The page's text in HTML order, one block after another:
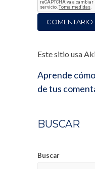
Este sitio usa
Aprende
de tus
BUSCAR
Buscar